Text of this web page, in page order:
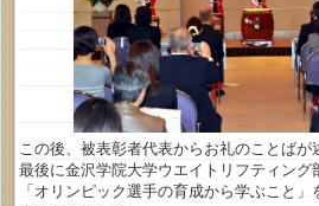
この後、被表彰者代表からお礼のことばが
最後に金沢学院大学ウエイトリフティング
「オリンピック選手の育成から学ぶこと